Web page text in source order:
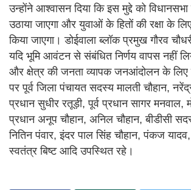
उन्होंने आश्वासन दिया कि इस मुद्दे को
उठाया जाएगा और युवाओं के हितों की रक्षा के
किया जाएगा। डोईवाला ब्लॉक प्रमुख गौरव
यदि भूमि आवंटन से संबंधित निर्णय वापस नहीं
और क्षेत्र की जनता व्यापक जनआंदोलन के लिए
पर पूर्व जिला पंचायत सदस्य मालती चौहान,
प्रधान सुधीर रतूड़ी, पूर्व प्रधान सागर मनवाल,
प्रधान अनूप चौहान, अनिल चौहान, बीडीसी
नितिन पंवार, इंदर पाल सिंह चौहान, पंकज
स्वतंत्र बिष्ट आदि उपस्थित रहे।